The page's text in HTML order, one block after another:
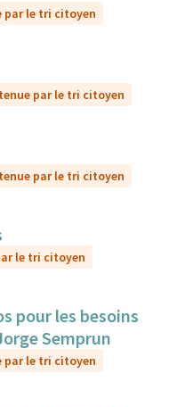
par le tri citoyen
par le tri citoyen
par le tri citoyen
le tri citoyen
pour les besoins
Semprun
par le tri citoyen